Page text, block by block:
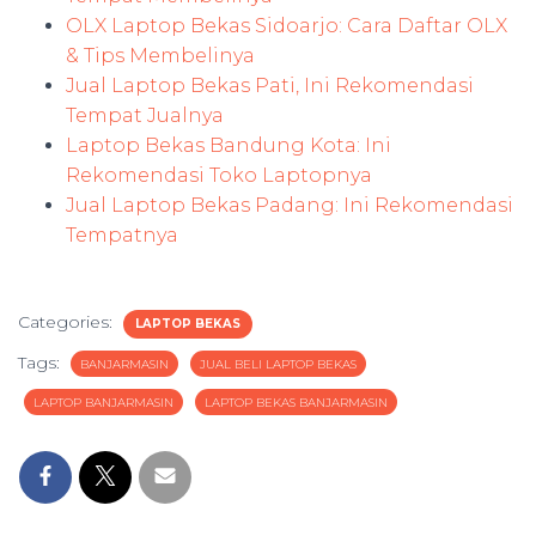
OLX Laptop Bekas Sidoarjo: Cara Daftar OLX
& Tips Membelinya
Jual Laptop Bekas Pati, Ini Rekomendasi
Tempat Jualnya
Laptop Bekas Bandung Kota: Ini
Rekomendasi Toko Laptopnya
Jual Laptop Bekas Padang: Ini Rekomendasi
Tempatnya
Categories: LAPTOP BEKAS
Tags: BANJARMASIN JUAL BELI LAPTOP BEKAS
LAPTOP BANJARMASIN LAPTOP BEKAS BANJARMASIN